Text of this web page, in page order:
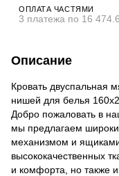
ОПЛАТА ЧАСТЯМИ
3 платежа по 16
Описание
Кровать двуспальная
нишей для белья
Добро пожаловать в
мы предлагаем
механизмом и
высококачественных
и комфорта, но также